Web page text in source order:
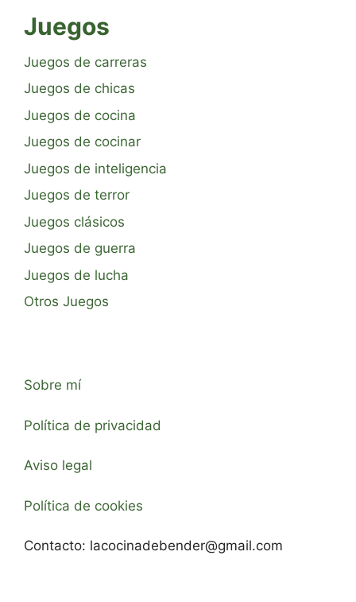
Juegos
Juegos de carreras
Juegos de chicas
Juegos de cocina
Juegos de cocinar
Juegos de inteligencia
Juegos de terror
Juegos clásicos
Juegos de guerra
Juegos de lucha
Otros Juegos
Sobre mí
Política de privacidad
Aviso legal
Política de cookies
Contacto: lacocinadebender@gmail.com